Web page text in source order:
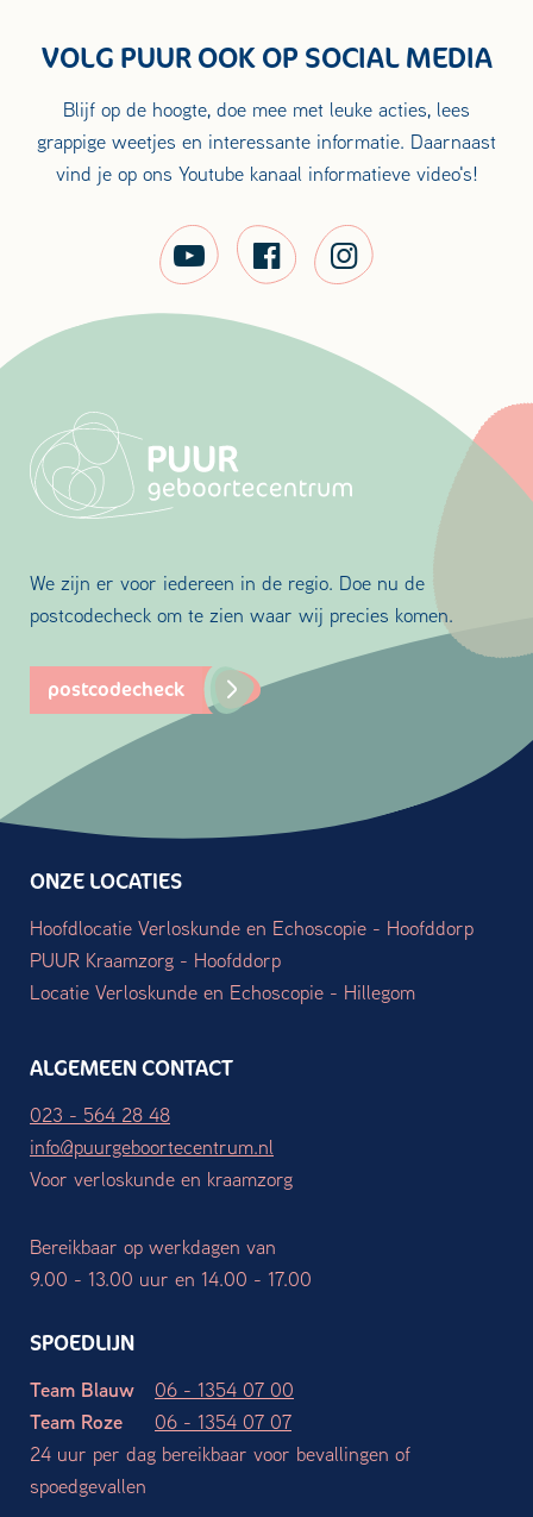
VOLG PUUR OOK OP SOCIAL MEDIA
Blijf op de hoogte, doe mee met leuke acties, lees
grappige weetjes en interessante informatie. Daarnaast
vind je op ons Youtube kanaal informatieve video's!
We zijn er voor iedereen in de regio. Doe nu de
postcodecheck om te zien waar wij precies komen.
postcodecheck
ONZE LOCATIES
Hoofdlocatie Verloskunde en Echoscopie - Hoofddorp
PUUR Kraamzorg - Hoofddorp
Locatie Verloskunde en Echoscopie - Hillegom
ALGEMEEN CONTACT
023 - 564 28 48
info@puurgeboortecentrum.nl
Voor verloskunde en kraamzorg
Bereikbaar op werkdagen van
9.00 - 13.00 uur en 14.00 - 17.00
SPOEDLIJN
Team Blauw
06 - 1354 07 00
Team Roze
06 - 1354 07 07
24 uur per dag bereikbaar voor bevallingen of
spoedgevallen